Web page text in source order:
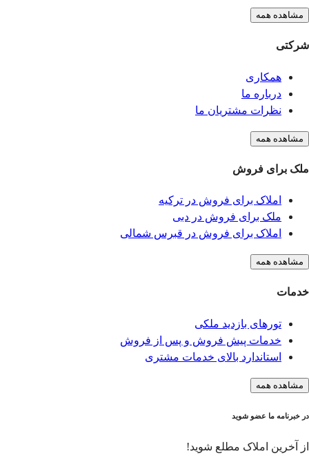
مشاهده همه
شرکتی
همکاری
درباره ما
نظرات مشتریان ما
مشاهده همه
ملک برای فروش
املاک برای فروش در ترکیه
ملک برای فروش در دبی
املاک برای فروش در قبرس شمالی
مشاهده همه
خدمات
تورهای بازدید ملکی
خدمات پیش فروش و پس از فروش
استاندارد بالای خدمات مشتری
مشاهده همه
در خبرنامه ما عضو شوید
از آخرین املاک مطلع شوید!